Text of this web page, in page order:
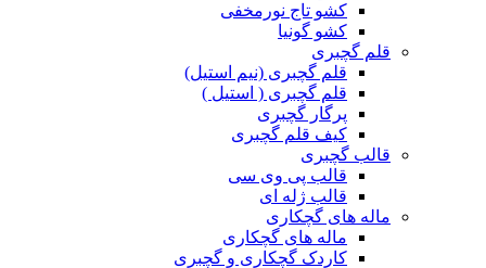
کشو تاج نورمخفی
کشو گونیا
قلم گچبری
قلم گچبری (نیم استیل)
قلم گچبری ( استیل )
پرگار گچبری
کیف قلم گچبری
قالب گچبری
قالب پی وی سی
قالب ژله ای
ماله های گچکاری
ماله های گچکاری
کاردک گچکاری و گچبری